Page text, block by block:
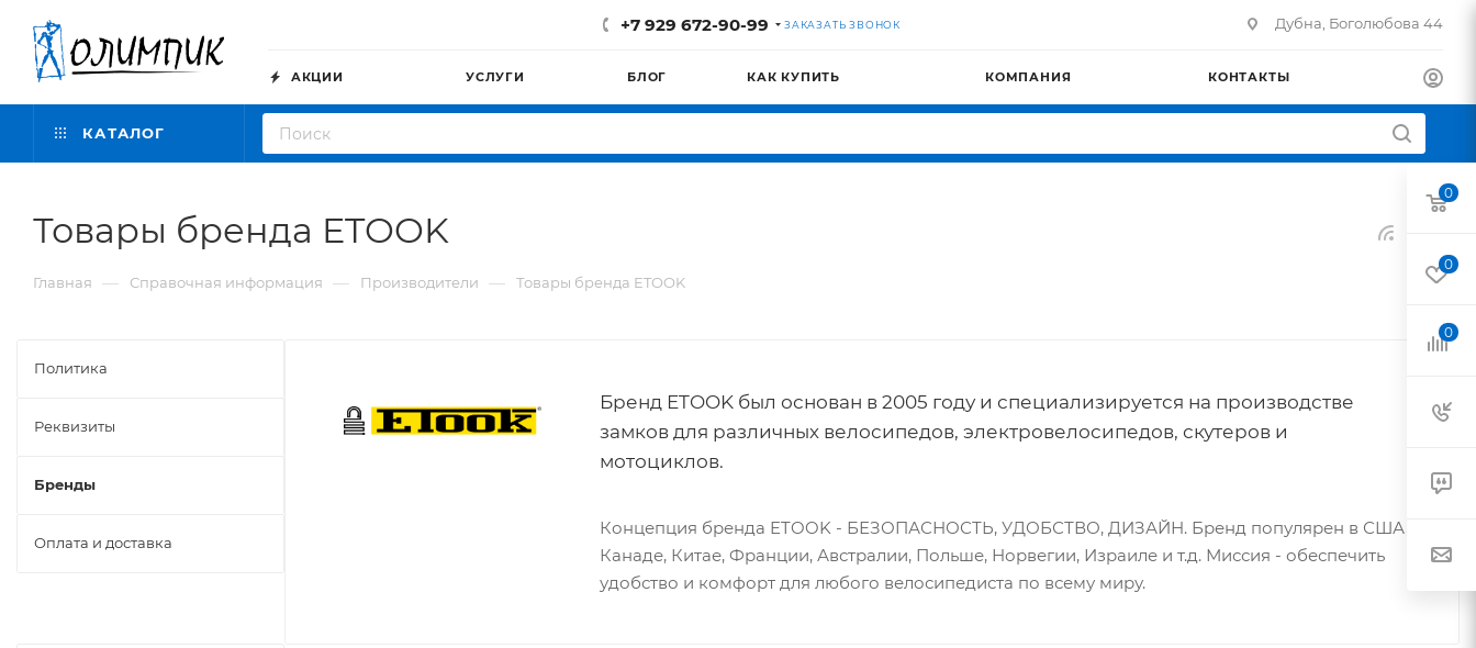
+7 929 672-90-99 ЗАКАЗАТЬ ЗВОНОК Дубна, Боголюбова 44
АКЦИИ УСЛУГИ БЛОГ КАК КУПИТЬ КОМПАНИЯ КОНТАКТЫ
КАТАЛОГ
Товары бренда ETOOK
Главная — Справочная информация — Производители — Товары бренда ETOOK
Бренд ETOOK был основан в 2005 году и специализируется на производстве
замков для различных велосипедов, электровелосипедов, скутеров и
мотоциклов.
Концепция бренда ETOOK - БЕЗОПАСНОСТЬ, УДОБСТВО, ДИЗАЙН. Бренд популярен в США,
Канаде, Китае, Франции, Австралии, Польше, Норвегии, Израиле и т.д. Миссия - обеспечить
удобство и комфорт для любого велосипедиста по всему миру.
Политика
Реквизиты
Бренды
Оплата и доставка
0
0
0